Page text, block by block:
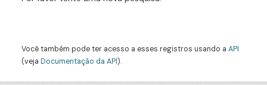
Você também pode ter acesso a esses registros usando a API
(veja Documentação da API).